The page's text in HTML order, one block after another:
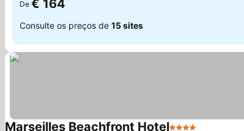
De € 164
Consulte os preços de 15 sites
Marseilles Beachfront Hotel